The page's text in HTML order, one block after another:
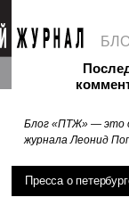
Блог «ПТЖ» — это
журнала Леонид
Пресса о